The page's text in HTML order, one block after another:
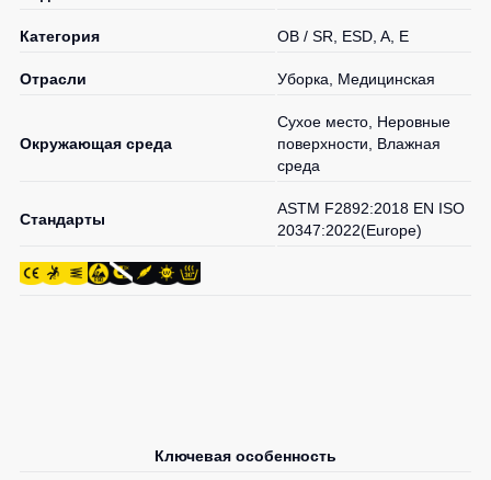
Категория OB / SR, ESD, A, E
Отрасли Уборка, Медицинская
Окружающая среда
Сухое место, Неровные
поверхности, Влажная
среда
Стандарты
ASTM F2892:2018 EN ISO
20347:2022(Europe)
Ключевая особенность